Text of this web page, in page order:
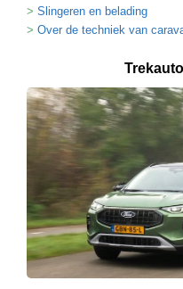
Slingeren en belading
Over de techniek van